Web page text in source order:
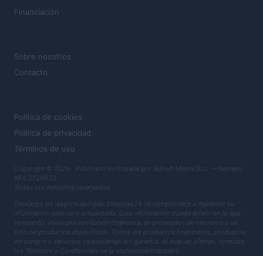
Financiación
Sobre nosotros
Contacto
Política de cookies
Política de privacidad
Términos de uso
Copyright © 2026 · Publicado en España por AdHub Media S.r.l. — Número
REA 2729933
Todos los derechos reservados
Descargo de responsabilidad: Finanzas24 se compromete a mantener su
información precisa y actualizada. Esta información puede diferir de lo que
ve cuando visita una institución financiera, un proveedor de servicios o un
sitio de productos específicos. Todos los productos financieros, productos
de compra y servicios se presentan sin garantía. Al evaluar ofertas, consulte
los Términos y Condiciones de la institución financiera.